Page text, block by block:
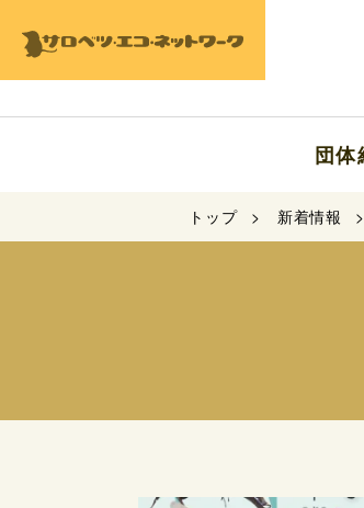
団体
トップ 新着情報